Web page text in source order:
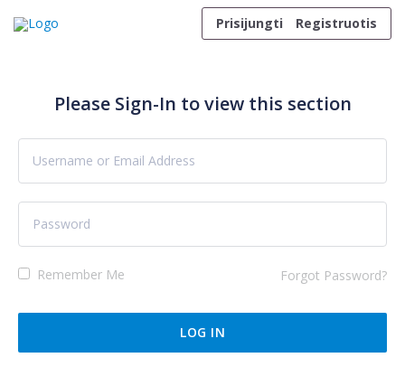
Prisijungti
Registruotis
Please Sign-In to view this section
Remember Me Forgot Password?